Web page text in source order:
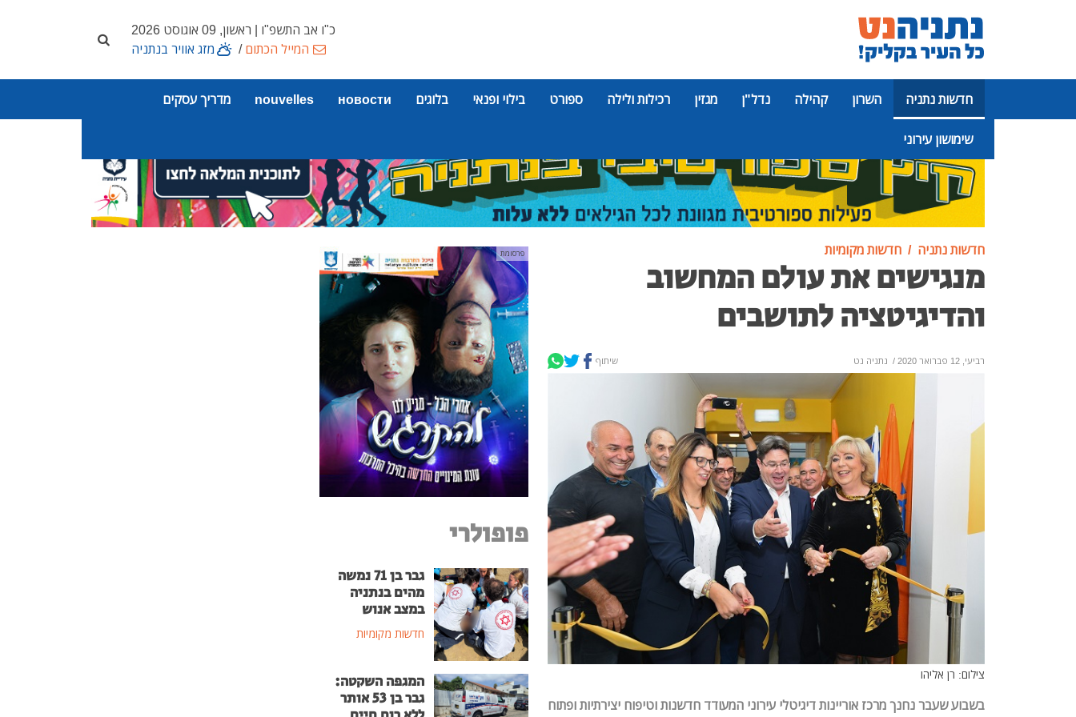
כ"ו אב התשפ"ו | ראשון, 09 אוגוסט 2026
המייל הכתום/ מזג אוויר בנתניה
חדשות נתניה השרון קהילה נדל"ן מגזין רכילות ולילה ספורט בילוי ופנאי בלוגים новости
nouvelles מדריך עסקים
שימושון עירוני
פרסומת
חדשות נתניה חדשות מקומיות
מנגישים את עולם המחשוב
והדיגיטציה לתושבים
רביעי, 12 פברואר 2020 / נתניה נט שיתוף
צילום: רן אליהו
בשבוע שעבר נחנך מרכז אוריינות דיגיטלי עירוני המעודד חדשנות וטיפוח יצירתיות ופתוח
פרסומת
פופולרי
גבר בן 71 נמשה
מהים בנתניה
במצב אנוש
חדשות מקומיות
המגפה השקטה:
גבר בן 53 אותר